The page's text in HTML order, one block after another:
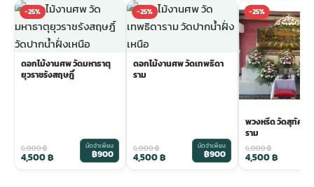
-25%
ดอกไม้งานศพ วัดมหาธาตุ
ยุวราชรังสฤษฎิ์
6,000฿
4,500฿
มัดจำเพียง
฿900
-25%
ดอกไม้งานศพ วัดเทพธิดา
ราม
6,000฿
4,500฿
มัดจำเพียง
฿900
-25%
พวงหรีด วัดสุทัศนเ
ราม
6,000฿
4,500฿